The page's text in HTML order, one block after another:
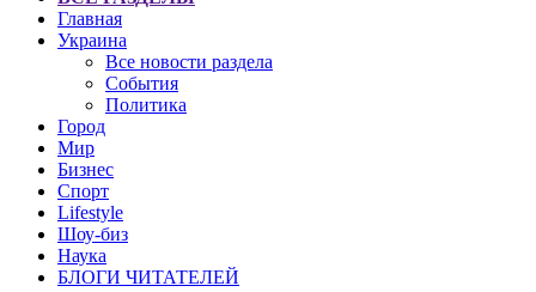
Главная
Украина
Все новости раздела
События
Политика
Город
Мир
Бизнес
Спорт
Lifestyle
Шоу-биз
Наука
БЛОГИ ЧИТАТЕЛЕЙ